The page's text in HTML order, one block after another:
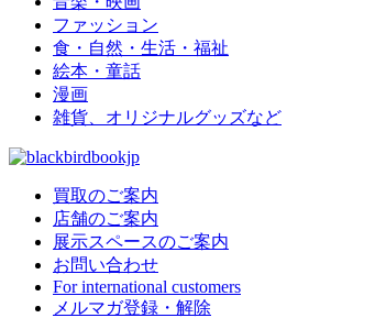
ファッション
食・自然・生活・福祉
絵本・童話
漫画
雑貨、オリジナルグッズなど
買取のご案内
店舗のご案内
展示スペースのご案内
お問い合わせ
For international customers
メルマガ登録・解除